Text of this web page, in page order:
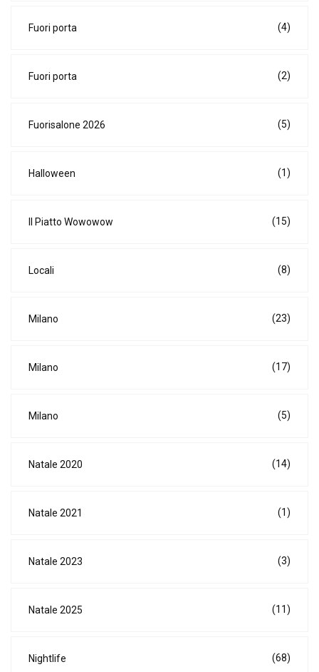
Fuori porta (4)
Fuori porta (2)
Fuorisalone 2026 (5)
Halloween (1)
Il Piatto Wowowow (15)
Locali (8)
Milano (23)
Milano (17)
Milano (5)
Natale 2020 (14)
Natale 2021 (1)
Natale 2023 (3)
Natale 2025 (11)
Nightlife (68)